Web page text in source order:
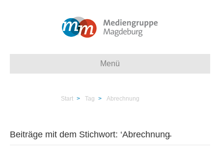
Menü
Start > Tag > Abrechnung
Beiträge mit dem Stichwort: ‘Abrechnung̵